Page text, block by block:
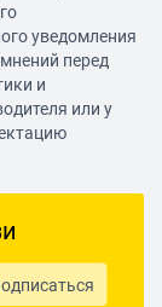
уведомления
перед
и
или у